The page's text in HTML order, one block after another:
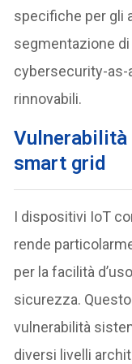
specifiche per gli
segmentazione
cybersecurity-as-
rinnovabili.
Vulnerabilità
smart grid
I dispositivi IoT
rende
per la facilità
sicurezza.
vulnerabilità
diversi livelli